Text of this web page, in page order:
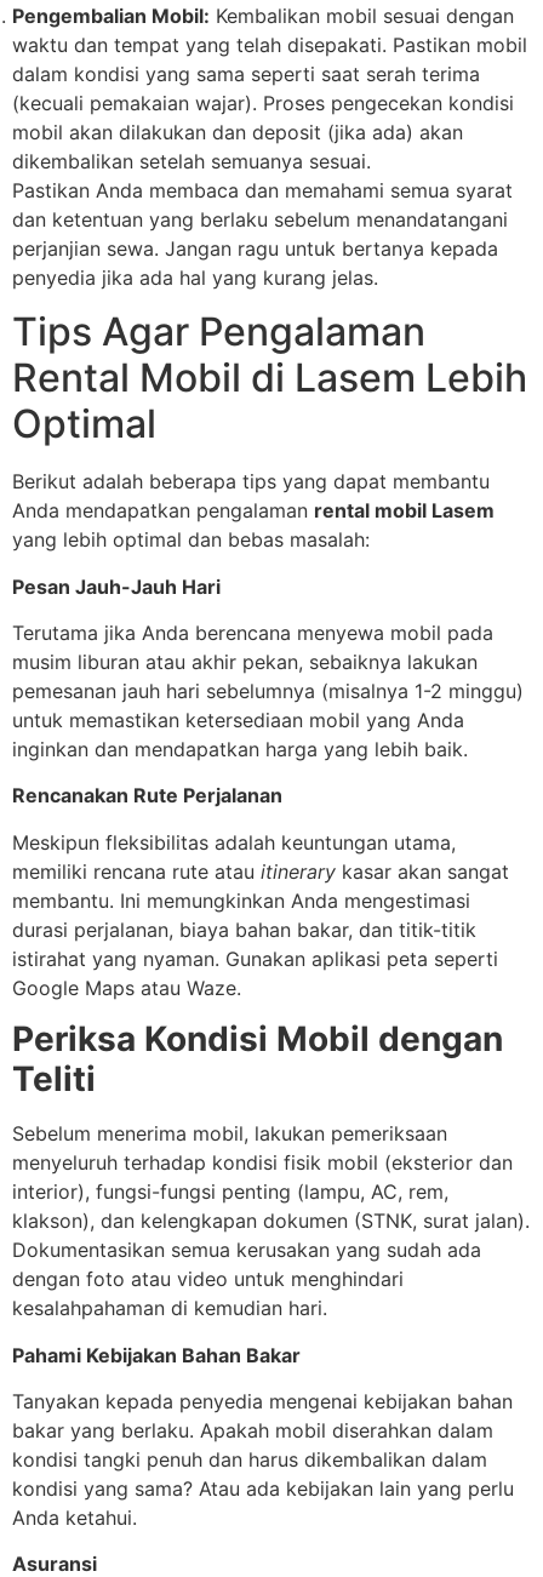
Pengembalian Mobil: Kembalikan mobil sesuai dengan
waktu dan tempat yang telah disepakati. Pastikan mobil
dalam kondisi yang sama seperti saat serah terima
(kecuali pemakaian wajar). Proses pengecekan kondisi
mobil akan dilakukan dan deposit (jika ada) akan
dikembalikan setelah semuanya sesuai.
Pastikan Anda membaca dan memahami semua syarat
dan ketentuan yang berlaku sebelum menandatangani
perjanjian sewa. Jangan ragu untuk bertanya kepada
penyedia jika ada hal yang kurang jelas.
Tips Agar Pengalaman
Rental Mobil di Lasem Lebih
Optimal
Berikut adalah beberapa tips yang dapat membantu
Anda mendapatkan pengalaman rental mobil Lasem
yang lebih optimal dan bebas masalah:
Pesan Jauh-Jauh Hari
Terutama jika Anda berencana menyewa mobil pada
musim liburan atau akhir pekan, sebaiknya lakukan
pemesanan jauh hari sebelumnya (misalnya 1-2 minggu)
untuk memastikan ketersediaan mobil yang Anda
inginkan dan mendapatkan harga yang lebih baik.
Rencanakan Rute Perjalanan
Meskipun fleksibilitas adalah keuntungan utama,
memiliki rencana rute atau itinerary kasar akan sangat
membantu. Ini memungkinkan Anda mengestimasi
durasi perjalanan, biaya bahan bakar, dan titik-titik
istirahat yang nyaman. Gunakan aplikasi peta seperti
Google Maps atau Waze.
Periksa Kondisi Mobil dengan
Teliti
Sebelum menerima mobil, lakukan pemeriksaan
menyeluruh terhadap kondisi fisik mobil (eksterior dan
interior), fungsi-fungsi penting (lampu, AC, rem,
klakson), dan kelengkapan dokumen (STNK, surat jalan).
Dokumentasikan semua kerusakan yang sudah ada
dengan foto atau video untuk menghindari
kesalahpahaman di kemudian hari.
Pahami Kebijakan Bahan Bakar
Tanyakan kepada penyedia mengenai kebijakan bahan
bakar yang berlaku. Apakah mobil diserahkan dalam
kondisi tangki penuh dan harus dikembalikan dalam
kondisi yang sama? Atau ada kebijakan lain yang perlu
Anda ketahui.
Asuransi